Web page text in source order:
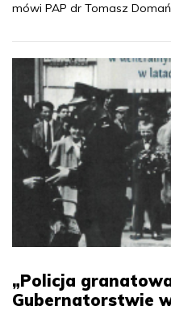
mówi PAP dr Tomasz
„Policja
Gubernatorstwie